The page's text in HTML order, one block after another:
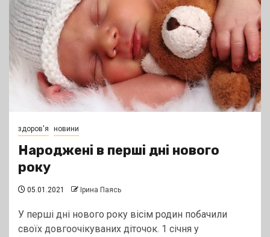
здоров'я новини
Народжені в перші дні нового
року
05.01.2021 Ірина Паясь
У перші дні нового року вісім родин побачили
своїх довгоочікуваних діточок. 1 січня у